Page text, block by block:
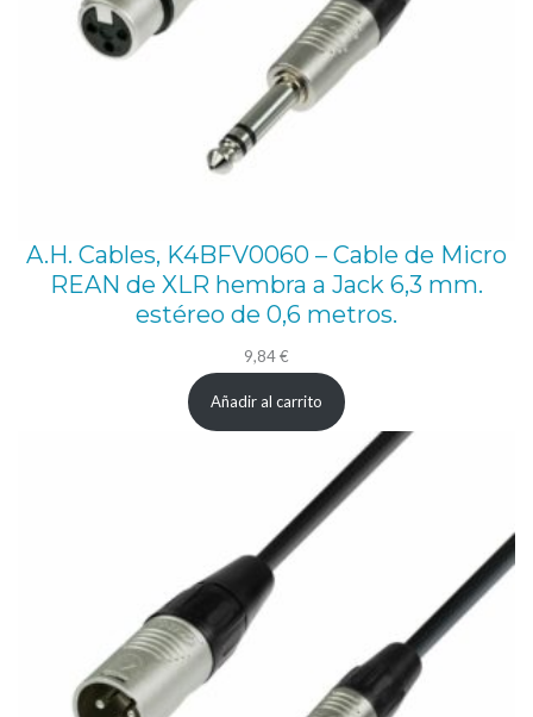
A.H. Cables, K4BFV0060 – Cable de Micro
REAN de XLR hembra a Jack 6,3 mm.
estéreo de 0,6 metros.
9,84€
Añadir al carrito